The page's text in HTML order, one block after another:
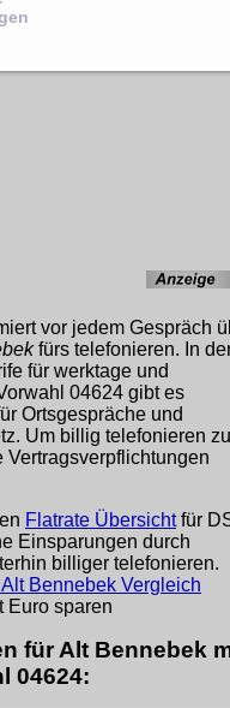
vor jedem Gespräch
fürs telefonieren. In
für werktage und
04624 gibt es
Ortsgespräche und
Um billig telefonieren zu
Vertragsverpflichtungen
Flatrate Übersichtfür
Einsparungen durch
billiger telefonieren.
Bennebek Vergleich
Euro sparen
für Alt Bennebek
04624: